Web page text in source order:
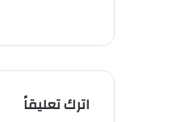
اترك تعليقاً